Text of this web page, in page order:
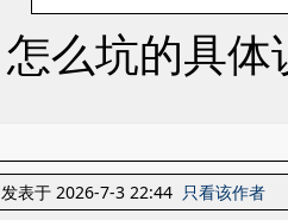
怎么坑的具
发表于 2026-7-3 22:44 只看该作者